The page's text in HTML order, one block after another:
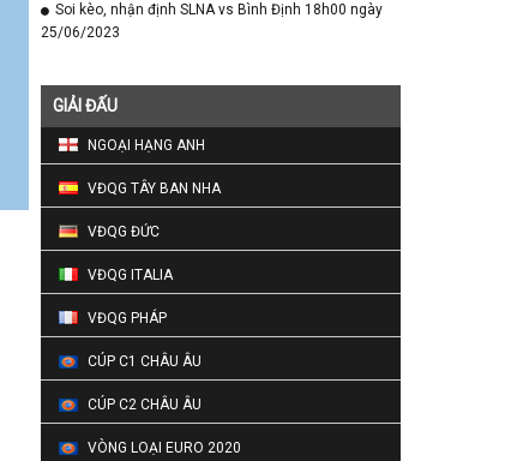
Soi kèo, nhận định SLNA vs Bình Định 18h00 ngày
25/06/2023
GIẢI ĐẤU
NGOẠI HẠNG ANH
VĐQG TÂY BAN NHA
VĐQG ĐỨC
VĐQG ITALIA
VĐQG PHÁP
CÚP C1 CHÂU ÂU
CÚP C2 CHÂU ÂU
VÒNG LOẠI EURO 2020